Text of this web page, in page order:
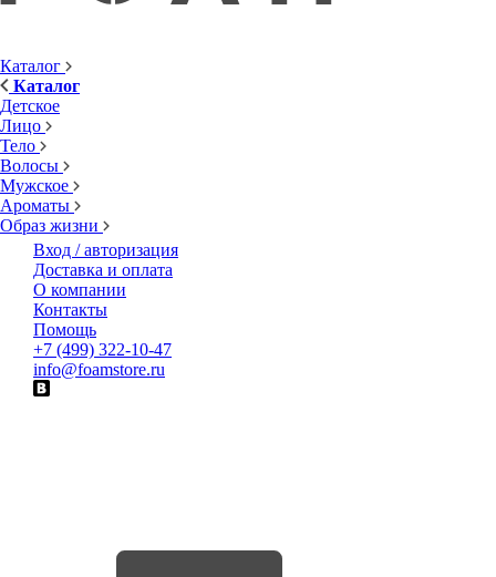
Каталог
Каталог
Детское
Лицо
Тело
Волосы
Мужское
Ароматы
Образ жизни
Вход / авторизация
Доставка и оплата
О компании
Контакты
Помощь
+7 (499) 322-10-47
info@foamstore.ru